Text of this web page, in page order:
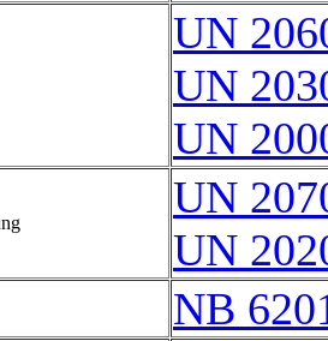
UN
UN
UN
UN
UN
NB